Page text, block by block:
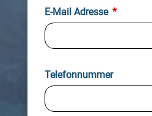
E-Mail Adresse
Telefonnummer